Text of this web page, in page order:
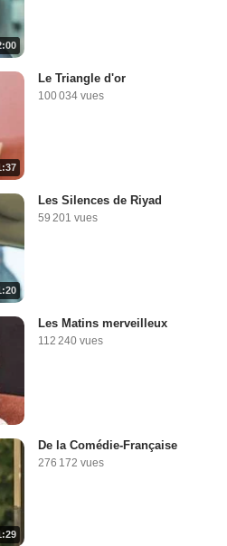
Le Triangle d'or
100 034 vues
Les Silences de Riyad
59 201 vues
Les Matins merveilleux
112 240 vues
De la Comédie-Française
276 172 vues